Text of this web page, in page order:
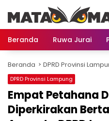
konten
Beranda
Ruwa Jurai
Beranda DPRD Provinsi
DPRD Provinsi Lampung
Empat Petahana
Diperkirakan